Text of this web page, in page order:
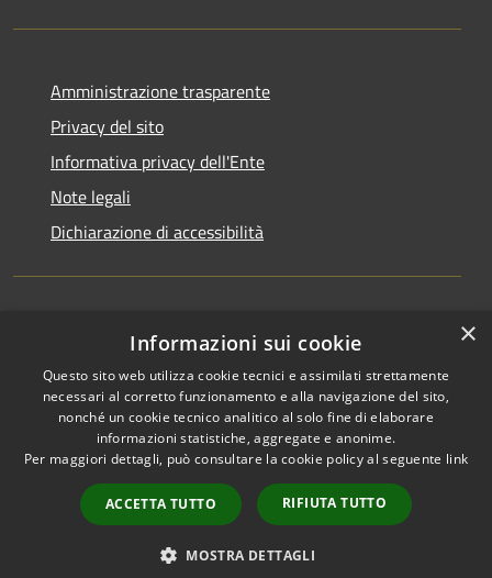
Amministrazione trasparente
Privacy del sito
Informativa privacy dell'Ente
Note legali
Dichiarazione di accessibilità
Newsletter
RSS
Accessibilità
Copyright © 2026 • Comune di
Municipium•
Accesso
redazione
×
Informazioni sui cookie
Questo sito web utilizza cookie tecnici e assimilati strettamente
necessari al corretto funzionamento e alla navigazione del sito,
nonché un cookie tecnico analitico al solo fine di elaborare
informazioni statistiche, aggregate e anonime.
Per maggiori dettagli, può consultare la cookie policy al seguente link
ACCETTA TUTTO RIFIUTA TUTTO
MOSTRA DETTAGLI